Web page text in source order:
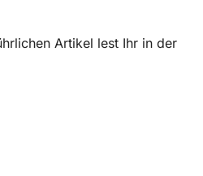
Artikel lest Ihr in der